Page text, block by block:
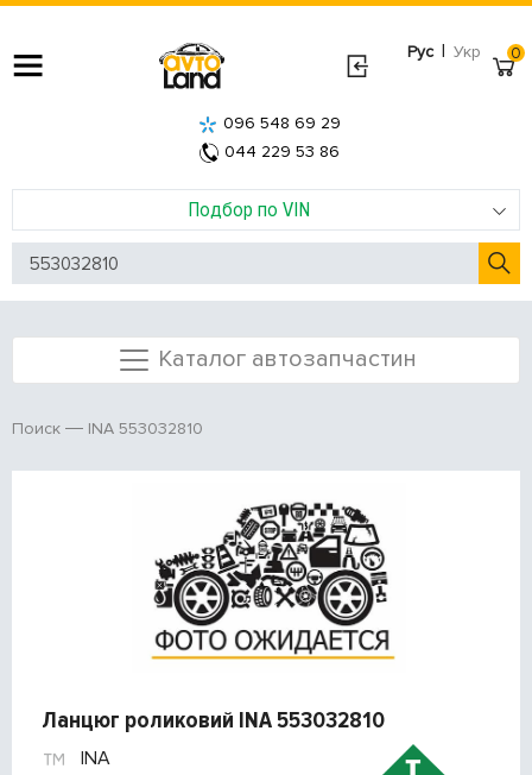
Рус | Укр
Подбор по VIN
096 548 69 29
044 229 53 86
0
Каталог автозапчастин
Поиск INA 553032810
Ланцюг роликовий INA 553032810
INA